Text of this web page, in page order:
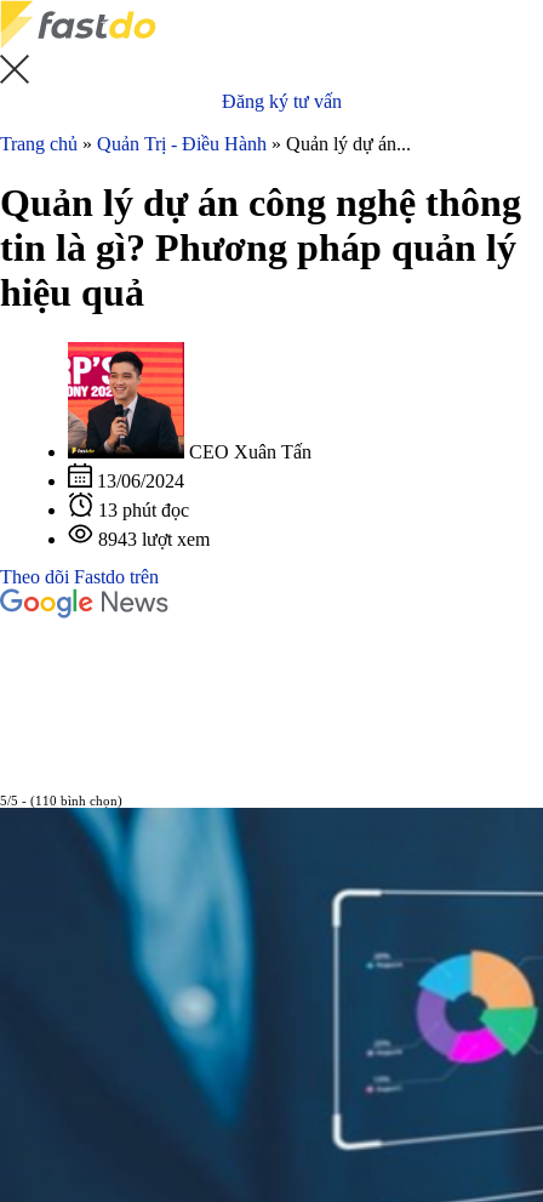
Đăng ký tư vấn
Trang chủ » Quản Trị - Điều Hành » Quản lý dự án...
Quản lý dự án công nghệ thông
tin là gì? Phương pháp quản lý
hiệu quả
CEO Xuân Tấn
13/06/2024
13 phút đọc
8943 lượt xem
Theo dõi Fastdo trên
5/5 - (110 bình chọn)